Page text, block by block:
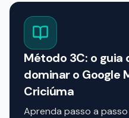
Método 3C: o
dominar o Google
Criciúma
Aprenda passo a